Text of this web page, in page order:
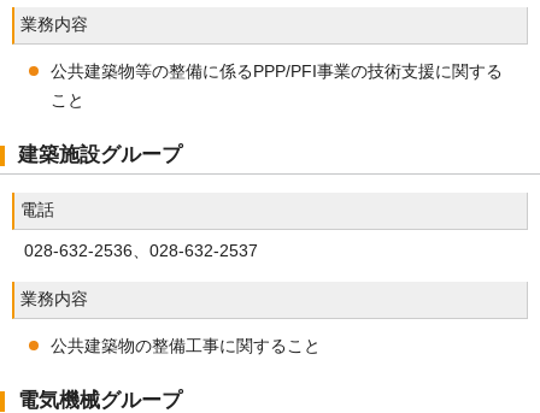
業務内容
公共建築物等の整備に係るPPP/PFI事業の技術支援に関する
こと
建築施設グループ
電話
028-632-2536、028-632-2537
業務内容
公共建築物の整備工事に関すること
電気機械グループ